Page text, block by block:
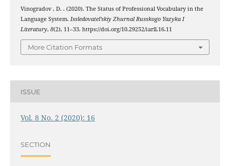
Vinogradov , D. . (2020). The Status of Professional Vocabulary in the
Language System. Issledovatel’skiy Zhurnal Russkogo Yazyka I
Literatury, 8(2), 11–33. https://doi.org/10.29252/iarll.16.11
More Citation Formats
ISSUE
Vol. 8 No. 2 (2020): 16
SECTION